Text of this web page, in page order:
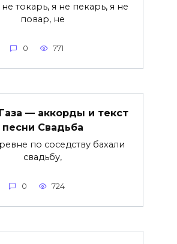
токарь, я не пекарь, я не
повар, не
0 771
— аккорды и текст
песни Свадьба
по соседству бахали
свадьбу,
0 724